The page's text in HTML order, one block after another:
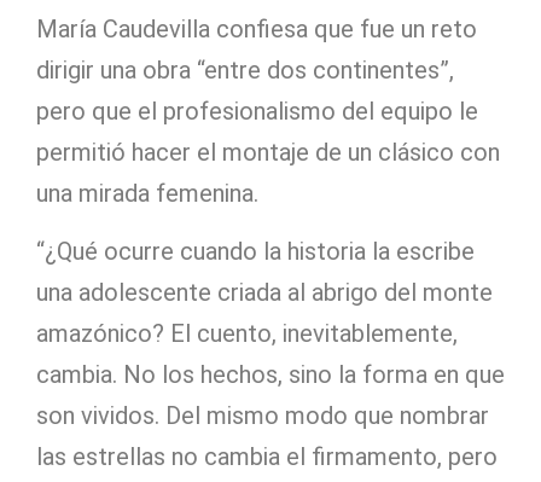
María Caudevilla confiesa que fue un reto
dirigir una obra “entre dos continentes”,
pero que el profesionalismo del equipo le
permitió hacer el montaje de un clásico con
una mirada femenina.
“¿Qué ocurre cuando la historia la escribe
una adolescente criada al abrigo del monte
amazónico? El cuento, inevitablemente,
cambia. No los hechos, sino la forma en que
son vividos. Del mismo modo que nombrar
las estrellas no cambia el firmamento, pero